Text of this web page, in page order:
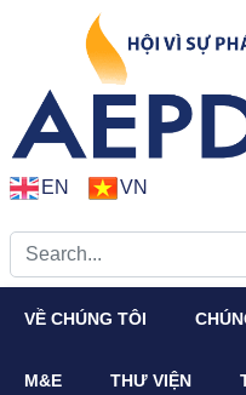
EN VN
VỀ CHÚNG TÔI
M&E THƯ VIỆN